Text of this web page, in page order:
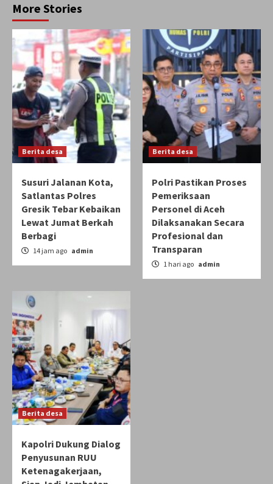
More Stories
Berita desa
Susuri Jalanan Kota,
Satlantas Polres
Gresik Tebar Kebaikan
Lewat Jumat Berkah
Berbagi
14 jam ago admin
Berita desa
Polri Pastikan Proses
Pemeriksaan
Personel di Aceh
Dilaksanakan Secara
Profesional dan
Transparan
1 hari ago admin
Berita desa
Kapolri Dukung Dialog
Penyusunan RUU
Ketenagakerjaan,